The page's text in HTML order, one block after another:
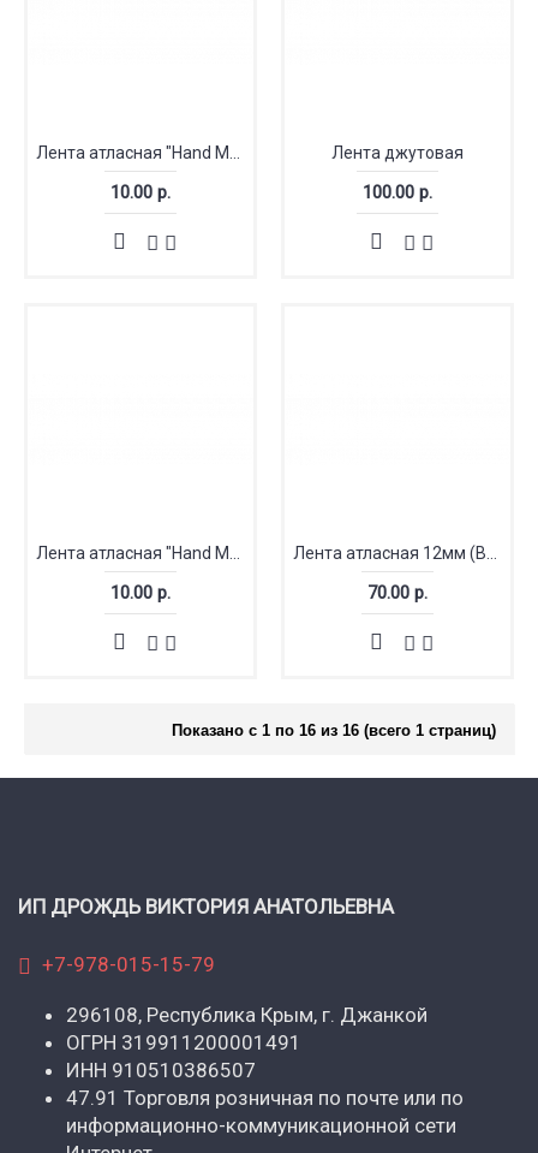
10.00 р.
Лента джутовая
100.00 р.
10.00 р. 70.00 р.
Показано с 1 по 16 из 16 (всего 1 страниц)
ИП ДРОЖДЬ ВИКТОРИЯ АНАТОЛЬЕВНА
+7-978-015-15-79
296108, Республика Крым, г. Джанкой
ОГРН 319911200001491
ИНН 910510386507
47.91 Торговля розничная по почте или по
информационно-коммуникационной сети